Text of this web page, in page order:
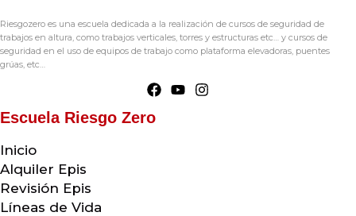
Riesgozero es una escuela dedicada a la realización de cursos de seguridad de
trabajos en altura, como trabajos verticales, torres y estructuras etc… y cursos de
seguridad en el uso de equipos de trabajo como plataforma elevadoras, puentes
grúas, etc…
Escuela Riesgo Zero
Inicio
Alquiler Epis
Revisión Epis
Líneas de Vida